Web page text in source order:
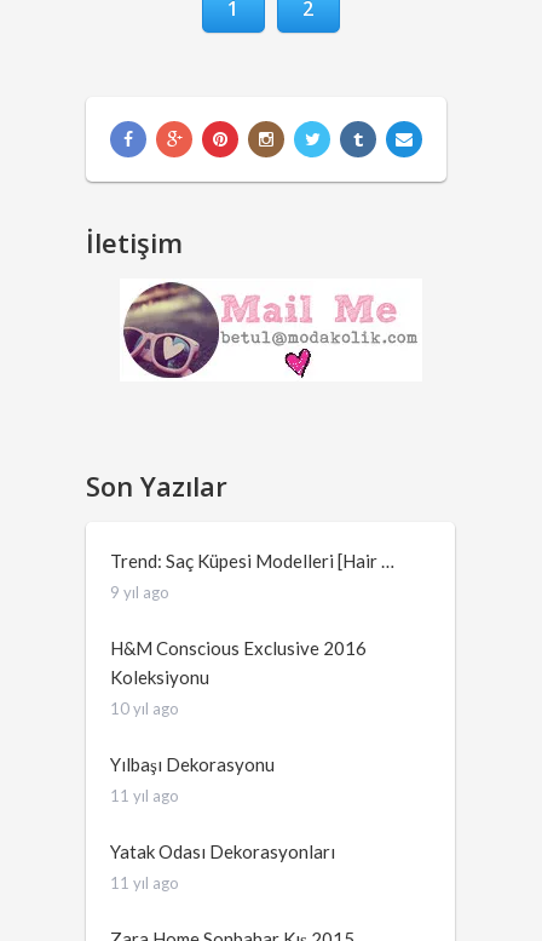
1 2
İletişim
Son Yazılar
Trend: Saç Küpesi Modelleri [Hair …
9 yıl ago
H&M Conscious Exclusive 2016
Koleksiyonu
10 yıl ago
Yılbaşı Dekorasyonu
11 yıl ago
Yatak Odası Dekorasyonları
11 yıl ago